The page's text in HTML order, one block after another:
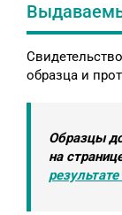
образца и
Образцы
на